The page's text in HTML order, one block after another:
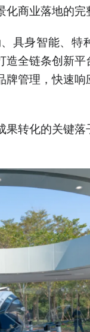
商业落地的完
具身智能、特
全链条创新
管理，快速响
转化的关键